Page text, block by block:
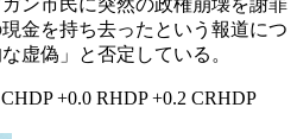
ン市民に突然の政権崩壊を謝罪
金を持ち去ったという報道につ
虚偽」と否定している。
+0.0 RHDP +0.2 CRHDP